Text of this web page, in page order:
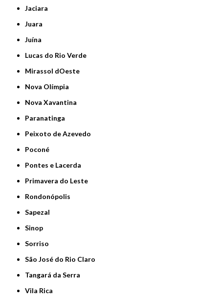
Jaciara
Juara
Juína
Lucas do Rio Verde
Mirassol dOeste
Nova Olímpia
Nova Xavantina
Paranatinga
Peixoto de Azevedo
Poconé
Pontes e Lacerda
Primavera do Leste
Rondonópolis
Sapezal
Sinop
Sorriso
São José do Rio Claro
Tangará da Serra
Vila Rica